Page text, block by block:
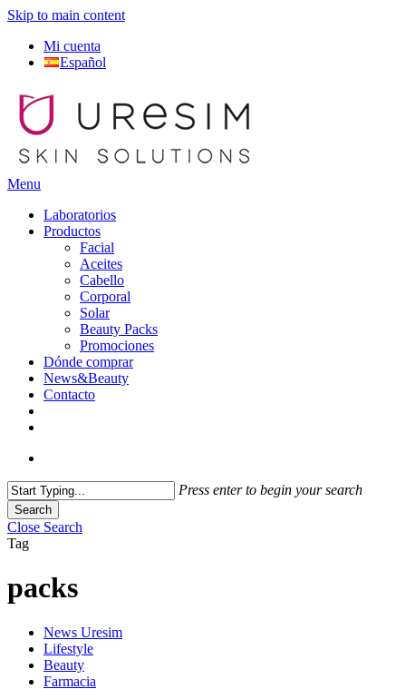
Skip to main content
Mi cuenta
Español
Menu
Laboratorios
Productos
Facial
Aceites
Cabello
Corporal
Solar
Beauty Packs
Promociones
Dónde comprar
News&Beauty
Contacto
Press enter to begin your search
Search
Close Search
Tag
packs
News Uresim
Lifestyle
Beauty
Farmacia